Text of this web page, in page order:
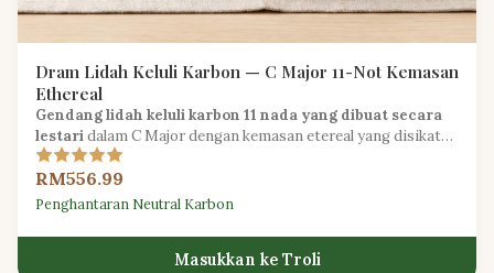
Dram Lidah Keluli Karbon — C Major 11-Not Kemasan
Ethereal
Gendang lidah keluli karbon 11 nada yang dibuat secara
lestaridalam C Major dengan kemasan etereal yang disikat
tangan, sempurna untuk meditasi dan penyembuhan bunyi.
RM556.99
Penghantaran Neutral Karbon
Masukkan ke Troli